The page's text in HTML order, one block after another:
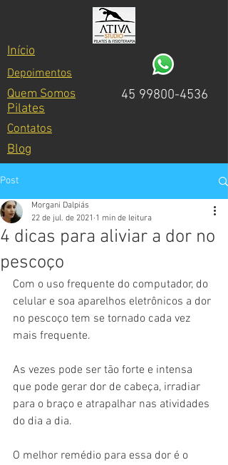
Início
Depoimentos
Quem Somos
Pilates
45 99800-4536
Contatos
Blog
Post
4 dicas para aliviar a dor no
pescoço
Morgani Dalpiás
22 de jul. de 2021 1 min de leitura
Com o uso frequente do computador, do
celular e soa aparelhos eletrônicos a dor
no pescoço tem se tornado cada vez
mais frequente.
As vezes pode ser tão forte e intensa
que pode gerar dor de cabeça, irradiar
para o braço e atrapalhar nas atividades
do dia a dia.
O melhor remédio para essa dor é o